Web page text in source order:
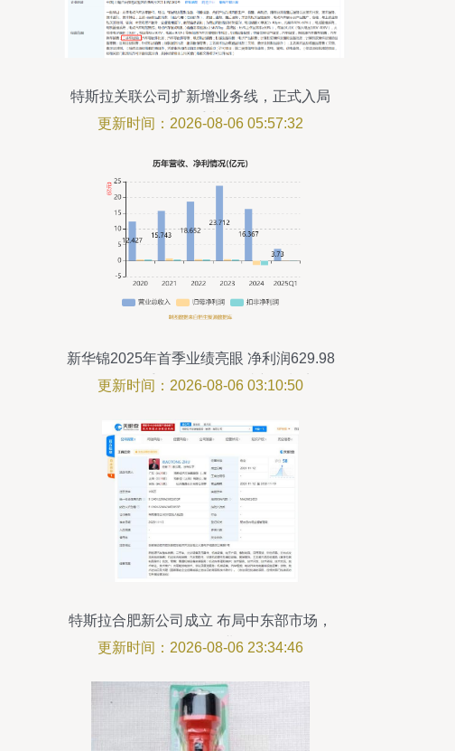
特斯拉关联公司扩新增业务线，正式入局
国内二手车市场
更新时间：2026-08-06 05:57:32
新华锦2025年首季业绩亮眼 净利润629.98
万元，二手日用百货销售成新增长点
更新时间：2026-08-06 03:10:50
特斯拉合肥新公司成立 布局中东部市场，
拓展多元化业务
更新时间：2026-08-06 23:34:46